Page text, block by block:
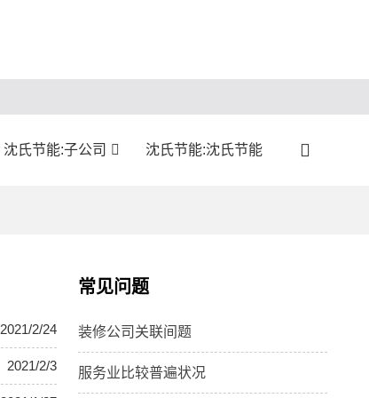
沈氏节能:子公司 沈氏节能:沈氏节能
2021/2/24
2021/2/3
常见问题
装修公司关联间题
服务业比较普遍状况